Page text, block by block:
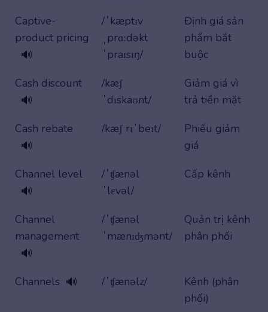
Captive-
product pricing
🔊
/ˈkæptɪv
ˌprɑːdəkt
ˈpraɪsɪŋ/
Định giá sản
phẩm bắt
buộc
Cash discount
🔊
/kæʃ
ˈdɪskaʊnt/
Giảm giá vì
trả tiền mặt
Cash rebate
🔊
/kæʃ rɪˈbeɪt/
Phiếu giảm
giá
Channel level
🔊
/ˈʧænəl
ˈlɛvəl/
Cấp kênh
Channel
management
🔊
/ˈʧænəl
ˈmænɪʤmənt/
Quản trị kênh
phân phối
Channels 🔊 /ˈʧænəlz/
Kênh (phân
phối)